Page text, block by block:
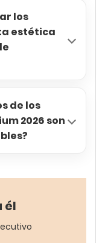
los
estética
de los
2026 son
él